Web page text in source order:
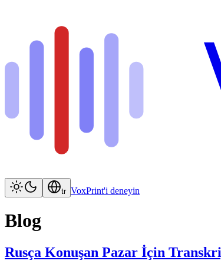
tr VoxPrint'i deneyin
Blog
Rusça Konuşan Pazar İçin